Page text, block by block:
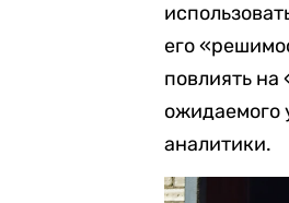
его
повлиять
ожидаемого
аналитики.